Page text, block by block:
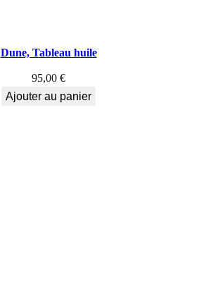
Dune, Tableau huile
95,00 €
Ajouter au panier